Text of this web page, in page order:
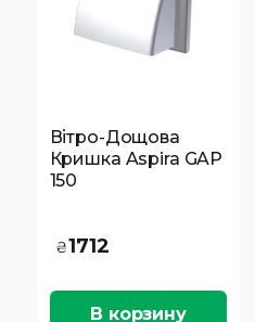
Вітро-Дощова
Кришка Aspira GAP
150
₴1712
В корзину